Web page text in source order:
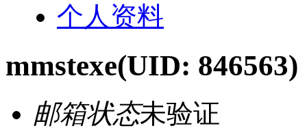
个人资料
mmstexe(UID: 846563)
邮箱状态未验证